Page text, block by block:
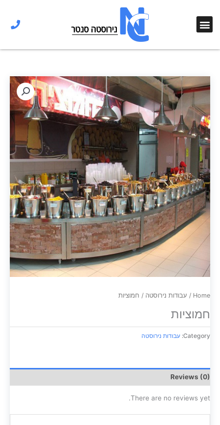
לתוכןתפריט
Home
/ עבודות נירוסטה / חמוציות
חמוציות
Category: עבודות נירוסטה
Reviews (0)
There are no reviews yet.